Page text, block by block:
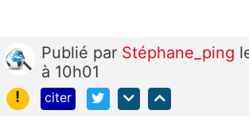
Publié par Stéphane_ping
à 10h01
!
citer